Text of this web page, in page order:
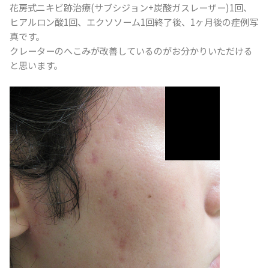
花房式ニキビ跡治療(サブシジョン+炭酸ガスレーザー)1回、
ヒアルロン酸1回、エクソソーム1回終了後、1ヶ月後の症例写
真です。
クレーターのへこみが改善しているのがお分かりいただける
と思います。